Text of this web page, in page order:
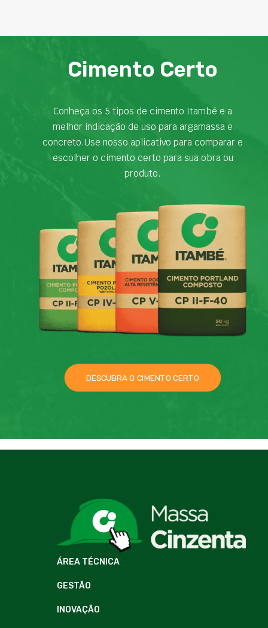
Cimento Certo
Conheça os 5 tipos de cimento Itambé e a
melhor indicação de uso para argamassa e
concreto.Use nosso aplicativo para comparar e
escolher o cimento certo para sua obra ou
produto.
DESCUBRA O CIMENTO CERTO
ÁREA TÉCNICA
GESTÃO
INOVAÇÃO